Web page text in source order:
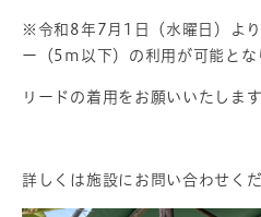
※令和8年7月1日（水曜日）よ
ー（5m以下）の利用が可能とな
リードの着用をお願いいたします
詳しくは施設にお問い合わせくだ